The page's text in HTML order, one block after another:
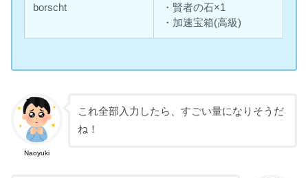
borscht
・賢者の石×1
・加速宝箱(高級)
Naoyuki
これ全部入力したら、すごい量になりそうだ
ね！